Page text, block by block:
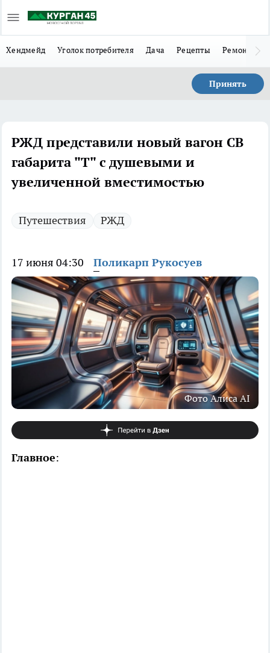
Хендмейд Уголок потребителя Дача Рецепты Ремонт
Принять
РЖД представили новый вагон СВ
габарита "Т" с душевыми и
увеличенной вместимостью
Путешествия РЖД
17 июня 04:30 Поликарп Рукосуев
Фото Алиса AI
Главное: